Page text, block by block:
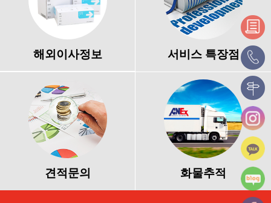
해외이사정보 서비스 특장점
견적문의 화물추적